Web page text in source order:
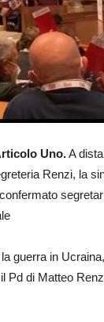
Uno.A
Renzi, la
guerra in
Pd di Matteo